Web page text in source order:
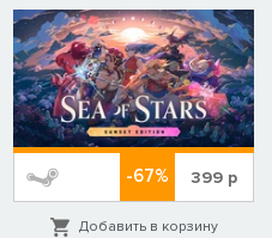
-67% 399 р
Добавить в корзину